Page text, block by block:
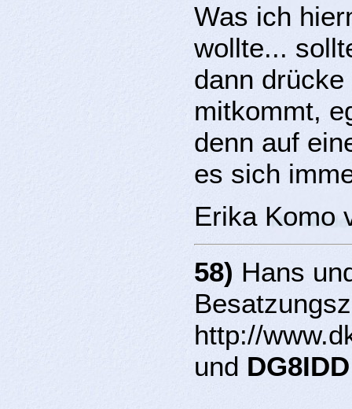
Was ich
wollte...
dann
mitkommt,
denn auf
es sich
Erika Komo
58) Hans
http://
und DG8IDD